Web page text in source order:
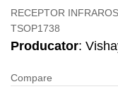
RECEPTOR
TSOP1738
Producator:
Compare